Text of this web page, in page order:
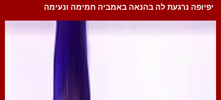
יפיופה נרגעת לה בהנאה באמביה חמימה ונעימה